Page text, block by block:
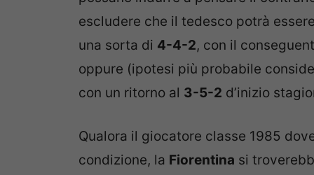
escludere che il tedesco potrà
una sorta di 4-4-2, con il
oppure (ipotesi più probabile
con un ritorno al 3-5-2 d’inizio
Qualora il giocatore classe 1985
condizione, la Fiorentina si